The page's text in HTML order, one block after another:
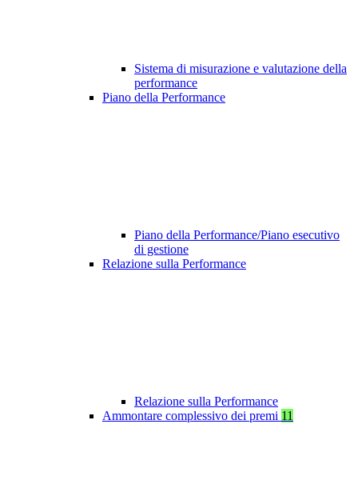
Sistema di misurazione e valutazione della
performance
Piano della Performance
Piano della Performance/Piano esecutivo
di gestione
Relazione sulla Performance
Relazione sulla Performance
Ammontare complessivo dei premi 11